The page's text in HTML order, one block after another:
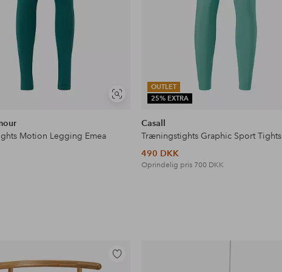
Se
Motion Legging Emea
OUTLET
25% EXTRA
Casall
Træningstights Graphic Sport Tights
490 DKK
Oprindelig pris 700 DKK
Tilføj